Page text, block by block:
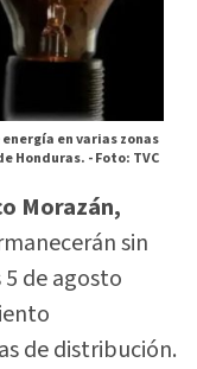
en varias zonas
Honduras. -Foto: TVC
Morazán,
sin
de agosto
de distribución.